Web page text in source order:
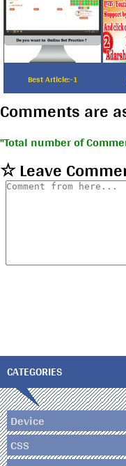
Best Article:-1
Comments are
Total number of
☆ Leave
CATEGORIES
Device
CSS